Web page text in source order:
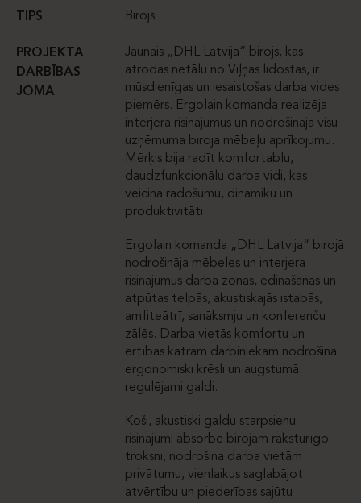
TIPS Birojs
PROJEKTA
DARBĪBAS
JOMA
Jaunais „DHL Latvija“ birojs, kas
atrodas netālu no Viļņas lidostas, ir
mūsdienīgas un iesaistošas darba vides
piemērs. Ergolain komanda realizēja
interjera risinājumus un nodrošināja visu
uzņēmuma biroja mēbeļu aprīkojumu.
Mērķis bija radīt komfortablu,
daudzfunkcionālu darba vidi, kas
veicina radošumu, dinamiku un
produktivitāti.
Ergolain komanda „DHL Latvija“ birojā
nodrošināja mēbeles un interjera
risinājumus darba zonās, ēdināšanas un
atpūtas telpās, akustiskajās istabās,
amfiteātrī, sanāksmju un konferenču
zālēs. Darba vietās komfortu un
ērtības katram darbiniekam nodrošina
ergonomiski krēsli un augstumā
regulējami galdi.
Koši, akustiski galdu starpsienu
risinājumi absorbē birojam raksturīgo
troksni, nodrošina darba vietām
privātumu, vienlaikus saglabājot
atvērtību un piederības sajūtu